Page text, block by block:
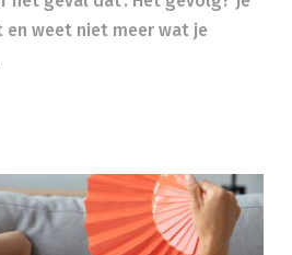
weet niet meer wat je